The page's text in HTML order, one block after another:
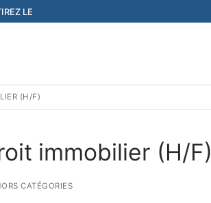
LE
(H/F)
immobilier (H/F)
CATÉGORIES